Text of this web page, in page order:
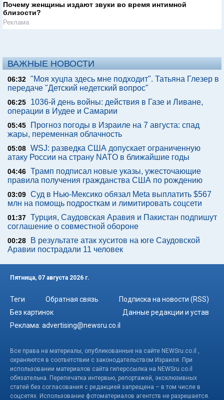
Почему женщины издают звуки во время интимной
близости?
Реклама
ВАЖНЫЕ НОВОСТИ
06:32 "Моя хуцпа здесь мне подходит". Татьяна Глезер в
передаче "Детский недетский вопрос"
06:25
1036-й день войны: действия в Газе и Ливане,
операции в Иудее и Самарии
05:45
Прогноз погоды в Израиле на 7 августа: спад
жары, переменная облачность
05:08 WSJ: разведка США допускает ограниченную
атаку России на страну NATO в ближайшие годы
04:46 Трамп подписал новые указы, ужесточающие
правила получения гражданства США по рождению
03:09 Суд в Нью-Мексико обязал Meta выплатить $567
млн на помощь подросткам и лимитировать соцсети
01:37 Турция, Саудовская Аравия и Пакистан подпишут
соглашение о совместной обороне
00:28
В результате атак хуситов на юге Саудовской
Аравии пострадали 11 человек
Пятница, 07 августа 2026 г.
Теги Обратная связь
Подписка на новости (RSS)
Без картинок
Данные редакции и устав
Реклама: advertising@newsru.co.il
Все права на материалы, опубликованные на сайте NEWSru.co.il ,
охраняются в соответствии с законодательством Израиля. При
использовании материалов сайта гиперссылка на NEWSru.co.il
обязательна. Перепечатка интервью, репортажей, эксклюзивных
статей без согласования с редакцией запрещена – в том числе в
соцсетях. Использование фотоматериалов агентств не разрешается.